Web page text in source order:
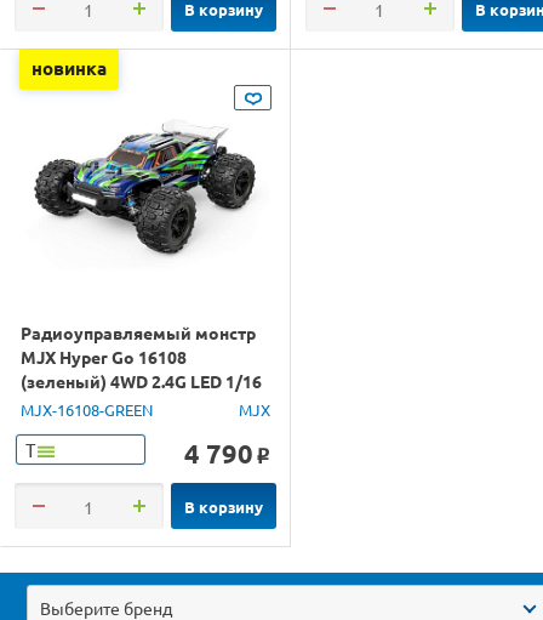
В корзину В
новинка
Радиоуправляемый монстр
MJX Hyper Go 16108
(зеленый) 4WD 2.4G LED 1/16
RTR
MJX-16108-GREEN MJX
Т 4 790 o
В корзину
Выберите бренд